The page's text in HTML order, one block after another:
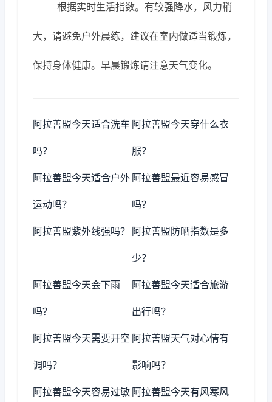
根据实时生活指数。有较强降水，风力稍
大，请避免户外晨练，建议在室内做适当锻炼，
保持身体健康。早晨锻炼请注意天气变化。
阿拉善盟今天适合洗车
吗？
阿拉善盟今天穿什么衣
服？
阿拉善盟今天适合户外
运动吗？
阿拉善盟最近容易感冒
吗？
阿拉善盟紫外线强吗？ 阿拉善盟防晒指数是多
少？
阿拉善盟今天会下雨
吗？
阿拉善盟今天适合旅游
出行吗？
阿拉善盟今天需要开空
调吗？
阿拉善盟天气对心情有
影响吗？
阿拉善盟今天容易过敏 阿拉善盟今天有风寒风